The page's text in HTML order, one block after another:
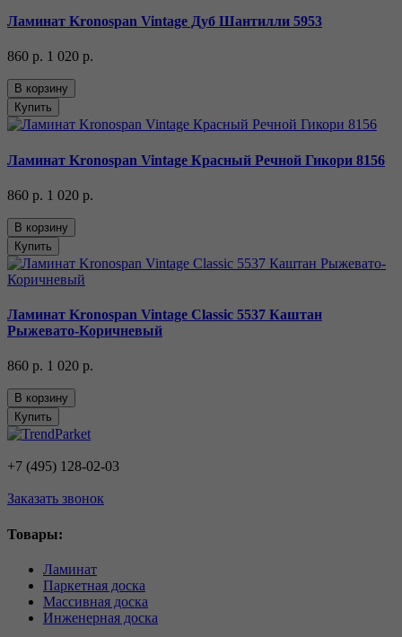
Ламинат Kronospan Vintage Дуб Шантилли 5953
860 р. 1 020 р.
В корзину
Купить
Ламинат Kronospan Vintage Красный Речной Гикори 8156
860 р. 1 020 р.
В корзину
Купить
Ламинат Kronospan Vintage Classic 5537 Каштан
Рыжевато-Коричневый
860 р. 1 020 р.
В корзину
Купить
+7 (495) 128-02-03
Заказать звонок
Товары:
Ламинат
Паркетная доска
Массивная доска
Инженерная доска